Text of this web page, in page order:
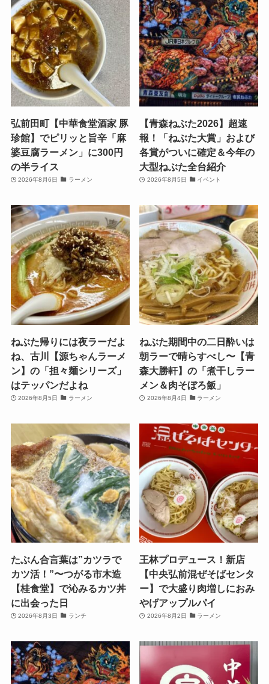
弘前田町【中華食堂酒家 豚
珍館】でピリッと旨辛「麻
婆豆腐ラーメン」に300円
の半ライス
2026年8月6日 ラーメン
【青森ねぶた2026】超速
報！「ねぶた大賞」および
各賞がついに確定＆今年の
大型ねぶた全台紹介
2026年8月5日 イベント
ねぶた帰りには夜ラーだよ
ね、古川【源ちゃんラーメ
ン】の「担々麺シリーズ」
はテッパンだよね
2026年8月5日 ラーメン
ねぶた期間中の二日酔いは
朝ラーで晴らすべし〜【青
森大勝軒】の「煮干しラー
メン＆肉そぼろ飯」
2026年8月4日 ラーメン
たぶん合言葉は”カツラで
カツ活！”〜つがる市木造
【桂食堂】で沁みるカツ丼
に出会った日
2026年8月3日 ランチ
王林プロデュース！新店
【中央弘前混ぜそばセンタ
ー】で大盛り肉増しにおみ
やげアップルパイ
2026年8月2日 ラーメン